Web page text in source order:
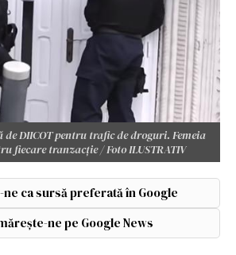
DIICOT pentru trafic de droguri. Femeia
fiecare tranzacție / Foto ILUSTRATIV
ne ca sursă preferată în Google
ne pe Google News